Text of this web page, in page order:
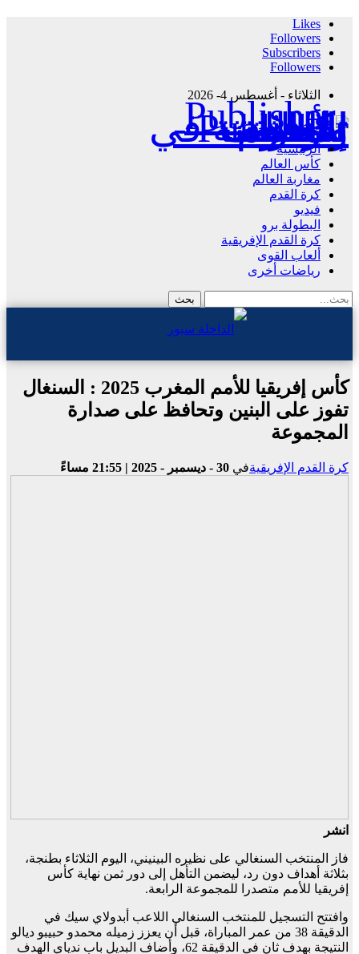
Likes
Followers
Subscribers
Followers
الثلاثاء - أغسطس 4- 2026
Publisher - تغطية إخبارية لكافة الأحداث الرياضية في المغرب والعالم.
الرئيسية
كأس العالم
مغاربة العالم
كرة القدم
فيديو
البطولة برو
كرة القدم الإفريقية
ألعاب القوى
رياضات أخرى
كأس إفريقيا للأمم المغرب 2025 : السنغال
تفوز على البنين وتحافظ على صدارة
المجموعة
كرة القدم الإفريقيةفي 30 - ديسمبر - 2025 | 21:55 مساءً
انشر
فاز المنتخب السنغالي على نظيره البينيني، اليوم الثلاثاء بطنجة،
بثلاثة أهداف دون رد، ليضمن التأهل إلى دور ثمن نهاية كأس
إفريقيا للأمم متصدرا للمجموعة الرابعة.
وافتتح التسجيل للمنتخب السنغالي اللاعب أبدولاي سيك في
الدقيقة 38 من عمر المباراة، قبل أن يعزز زميله محمدو حبيبو ديالو
النتيجة بهدف ثان في الدقيقة 62، وأضاف البديل باب ندياي الهدف